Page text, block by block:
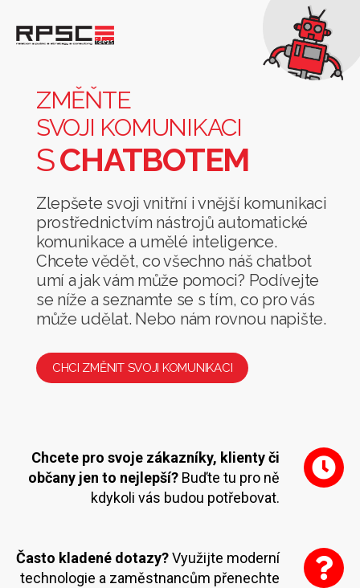
komunikaci
chatbotem
ZMĚŇTE
SVOJI KOMUNIKACI
SCHATBOTEM
Zlepšete svoji vnitřní i vnější komunikaci
prostřednictvím nástrojů automatické
komunikace a umělé inteligence.
Chcete vědět, co všechno náš chatbot
umí a jak vám může pomoci? Podívejte
se níže a seznamte se s tím, co pro vás
může udělat. Nebo nám rovnou napište.
CHCI ZMĚNIT SVOJI KOMUNIKACI
Chcete pro svoje zákazníky, klienty či
občany jen to nejlepší? Buďte tu pro ně
kdykoli vás budou potřebovat.
Často kladené dotazy?Využijte moderní
technologie a zaměstnancům přenechte